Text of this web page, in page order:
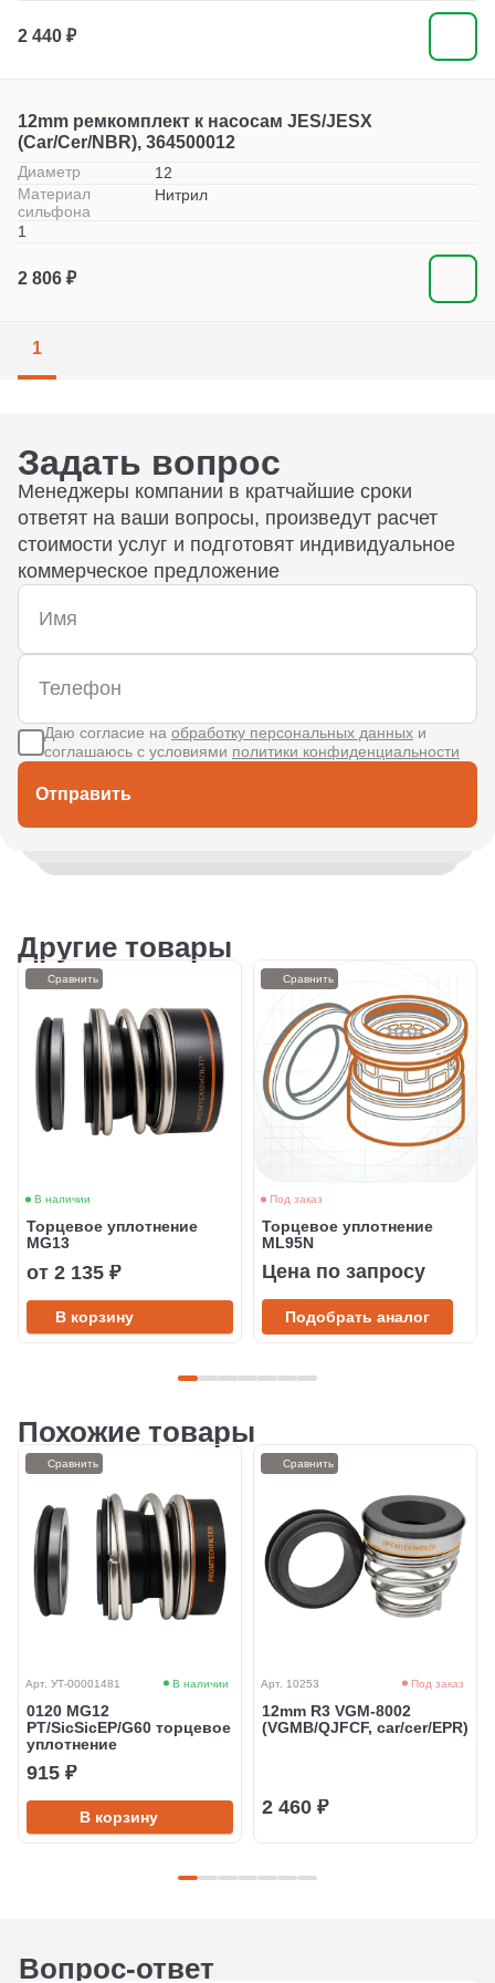
2 440 ₽
12mm ремкомплект к насосам JES/JESX
(Car/Cer/NBR), 364500012
Диаметр
12
Материал
сильфона
Нитрил
1
2 806 ₽
1
Задать вопрос
Менеджеры компании в кратчайшие сроки
ответят на ваши вопросы, произведут расчет
стоимости услуг и подготовят индивидуальное
коммерческое предложение
Отправить
Даю согласие на обработку персональных данных и
соглашаюсь с условиями политики конфиденциальности
Другие товары
В наличии
Торцевое уплотнение
MG13
от 2 135 ₽
В корзину
Сравнить
Под заказ
Торцевое уплотнение
ML95N
Цена по запросу
Подобрать аналог
Сравнить
Похожие товары
Арт. УТ-00001481 В наличии
0120 MG12
PT/SicSicEP/G60 торцевое
уплотнение
915 ₽
В корзину
Сравнить
Арт. 10253 Под заказ
12mm R3 VGM-8002
(VGMB/QJFCF, car/cer/EPR)
2 460 ₽
Сравнить
Вопрос-ответ